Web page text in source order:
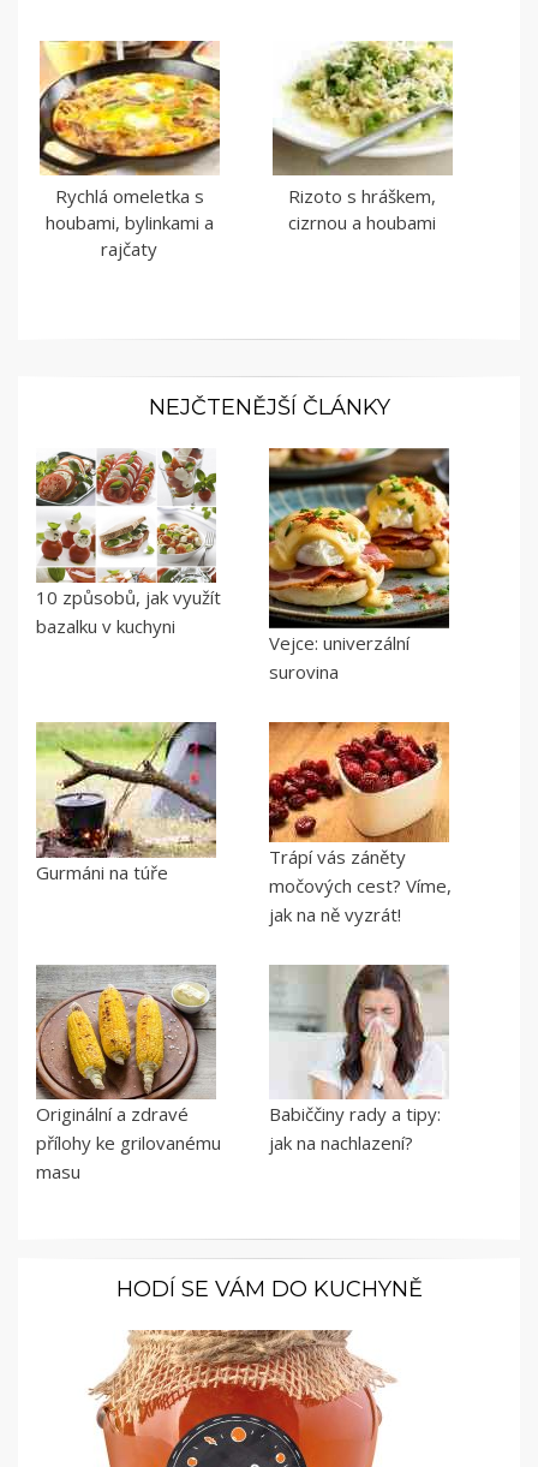
Rychlá omeletka s
houbami, bylinkami a
rajčaty
Rizoto s hráškem,
cizrnou a houbami
NEJČTENĚJŠÍ ČLÁNKY
10 způsobů, jak využít
bazalku v kuchyni
Vejce: univerzální
surovina
Gurmáni na túře
Trápí vás záněty
močových cest? Víme,
jak na ně vyzrát!
Originální a zdravé
přílohy ke grilovanému
masu
Babiččiny rady a tipy:
jak na nachlazení?
HODÍ SE VÁM DO KUCHYNĚ